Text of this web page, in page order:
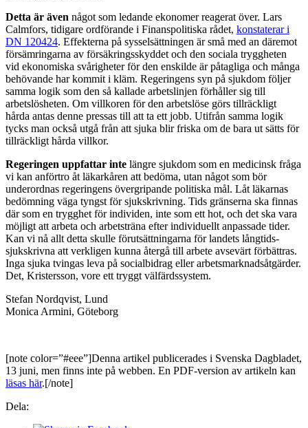
Detta är även något som ledande ekonomer reagerat över. Lars
Calmfors, tidigare ordförande i Finanspolitiska rådet, konstate­rar i
DN 120424. Effekterna på sysselsättningen är små med­ an däremot
försämringarna av försäkringsskyddet och den soci­ala tryggheten
vid ekonomiska svårigheter för den enskilde är påtagliga och många
behövande har kommit i kläm. Regeringens syn på sjukdom följer
samma logik som den så kallade arbetslinjen förhåller sig till
arbetslösheten. Om villkoren för den arbetslöse görs tillräckligt
hårda antas denne pressas till att ta ett jobb. Utifrån samma logik
tycks man också utgå från att sjuka blir friska om de bara ut­ sätts för
tillräckligt hårda villkor.
Regeringen uppfattar inte längre sjukdom som en medicinsk fråga
vi kan anförtro åt läkarkåren att bedöma, utan något som bör
underordnas regeringens över­gripande politiska mål. Låt läkarnas
bedömning väga tyngst för sjukskrivning. Tids­ gränserna ska finnas
där som en trygghet för individen, inte som ett hot, och det ska vara
möjligt att arbeta och arbetsträna efter individuellt anpassade tider.
Kan vi nå allt detta skulle förutsättningarna för landets långtids­
sjukskrivna att verkligen kunna återgå till arbete avsevärt förbätt­ras.
Inga sjuka tvingas leva på socialbidrag eller arbetsmark­nadsåtgärder.
Det, Kristersson, vore ett tryggt välfärdssystem.
Stefan Nordqvist, Lund
Monica Armini, Göteborg
[note color=”#eee”]Denna artikel publicerades i Svenska Dagbladet,
13 juni, men finns inte på webben. En PDF-version av artikeln kan
läsas här.[/note]
Dela: